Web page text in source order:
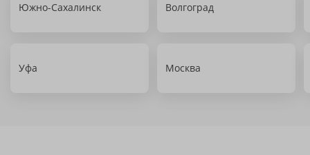
Южно-Сахалинск Волгоград
Уфа Москва